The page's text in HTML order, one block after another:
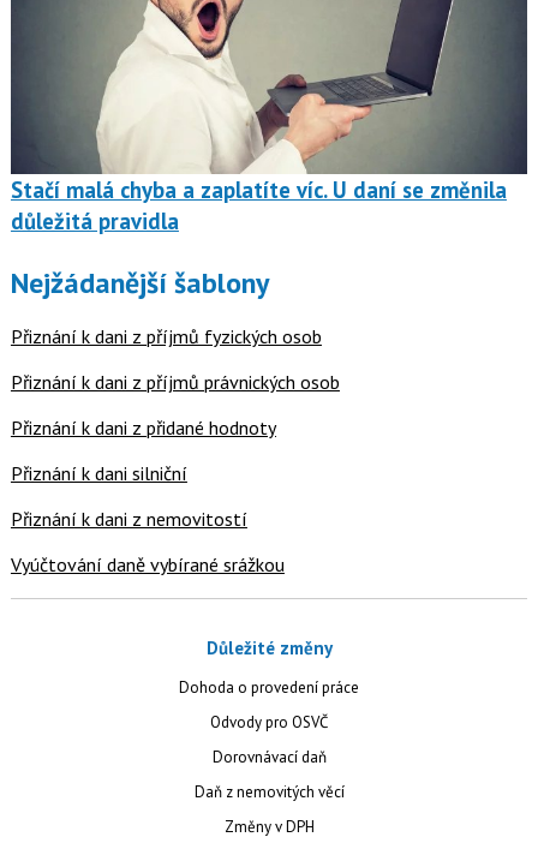
Stačí malá chyba a zaplatíte víc. U daní se změnila
důležitá pravidla
Nejžádanější šablony
Přiznání k dani z příjmů fyzických osob
Přiznání k dani z příjmů právnických osob
Přiznání k dani z přidané hodnoty
Přiznání k dani silniční
Přiznání k dani z nemovitostí
Vyúčtování daně vybírané srážkou
Důležité změny
Dohoda o provedení práce
Odvody pro OSVČ
Dorovnávací daň
Daň z nemovitých věcí
Změny v DPH